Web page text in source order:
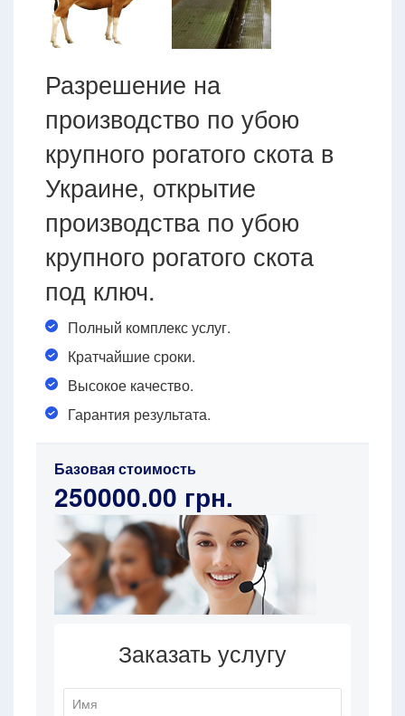
Разрешение на
производство по убою
крупного рогатого скота в
Украине, открытие
производства по убою
крупного рогатого скота
под ключ.
Полный комплекс услуг.
Кратчайшие сроки.
Высокое качество.
Гарантия результата.
Базовая стоимость
250000.00 грн.